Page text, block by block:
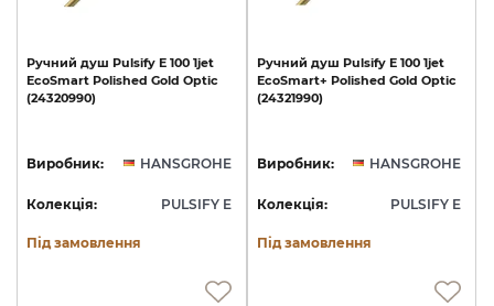
Ручний душ Pulsify E 100 1jet
EcoSmart Polished Gold Optic
(24320990)
Виробник: HANSGROHE
Колекція: PULSIFY E
Під замовлення
Ручний душ Pulsify E 100 1jet
EcoSmart+ Polished Gold Optic
(24321990)
Виробник: HANSGROHE
Колекція: PULSIFY E
Під замовлення